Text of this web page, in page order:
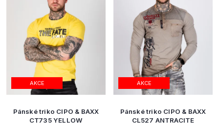
AKCE
Pánské triko CIPO & BAXX
CT735 YELLOW
AKCE
Pánské triko CIPO & BAXX
CL527 ANTRACITE